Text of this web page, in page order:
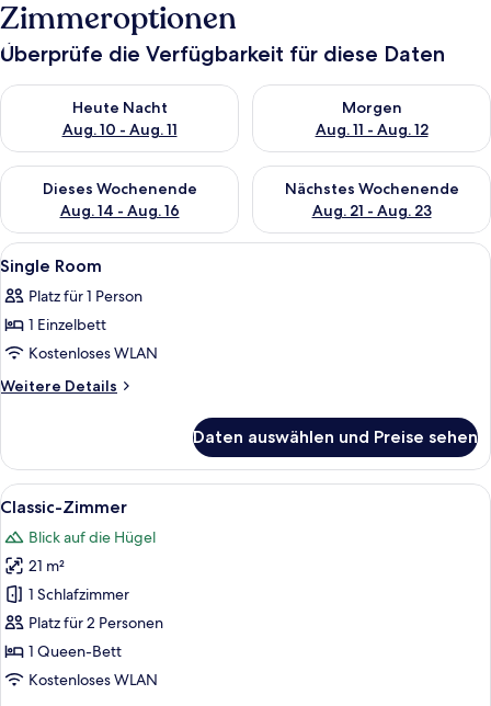
Zimmeroptionen
Überprüfe die Verfügbarkeit für diese Daten
Heute Nacht
Aug. 10 - Aug. 11
Überprüfe die Verfügbarkeit für heute Nacht, Aug. 10 - Aug.
Morgen
Aug. 11 - Aug. 12
Überprüfe die Verfügbarkeit
Dieses Wochenende
Aug. 14 - Aug. 16
Überprüfe die Verfügbarkeit für dieses Wochenende, Aug. 14
Nächstes Wochenende
Aug. 21 - Aug. 23
Überprüfe die Verfügbarkeit
Alle
Fotos
für
Single
Room
anzeigen
Ein Bett mit hölzernem Kopfteil, ein
3
Single Room
Platz für 1 Person
1 Einzelbett
Kostenloses WLAN
Weitere Details
Weitere
Room
Daten auswählen und Preise sehen
Alle
Fotos
für
Classic-
Zimmer
anzeigen
Ein Hotelzimmer mit einem großen
3
Classic-Zimmer
Blick auf die Hügel
21 m²
1 Schlafzimmer
Platz für 2 Personen
1 Queen-Bett
Kostenloses WLAN